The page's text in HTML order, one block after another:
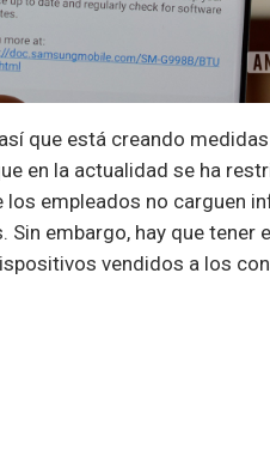
que está creando
en la actualidad se ha
los empleados no carguen
embargo, hay que tener
vendidos a los